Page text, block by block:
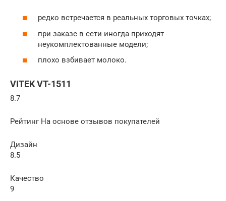
редко встречается в реальных торговых точках;
при заказе в сети иногда приходят
неукомплектованные модели;
плохо взбивает молоко.
VITEK VT-1511
8.7
Рейтинг На основе отзывов покупателей
Дизайн
8.5
Качество
9